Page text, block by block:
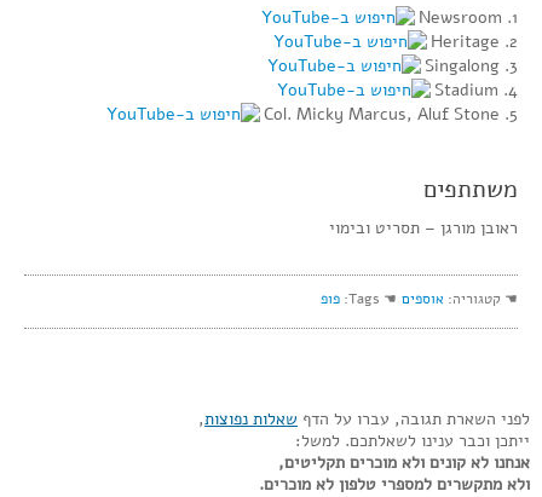
1. Newsroom
2. Heritage
3. Singalong
4. Stadium
5. Col. Micky Marcus, Aluf Stone
משתתפים
ראובן מורגן – תסריט ובימוי
☚ קטגוריה: אוספים ☚ Tags: פופ
לפני השארת תגובה, עברו על הדף שאלות נפוצות,
ייתכן וכבר ענינו לשאלתכם. למשל:
אנחנו לא קונים ולא מוכרים תקליטים,
ולא מתקשרים למספרי טלפון לא מוכרים.